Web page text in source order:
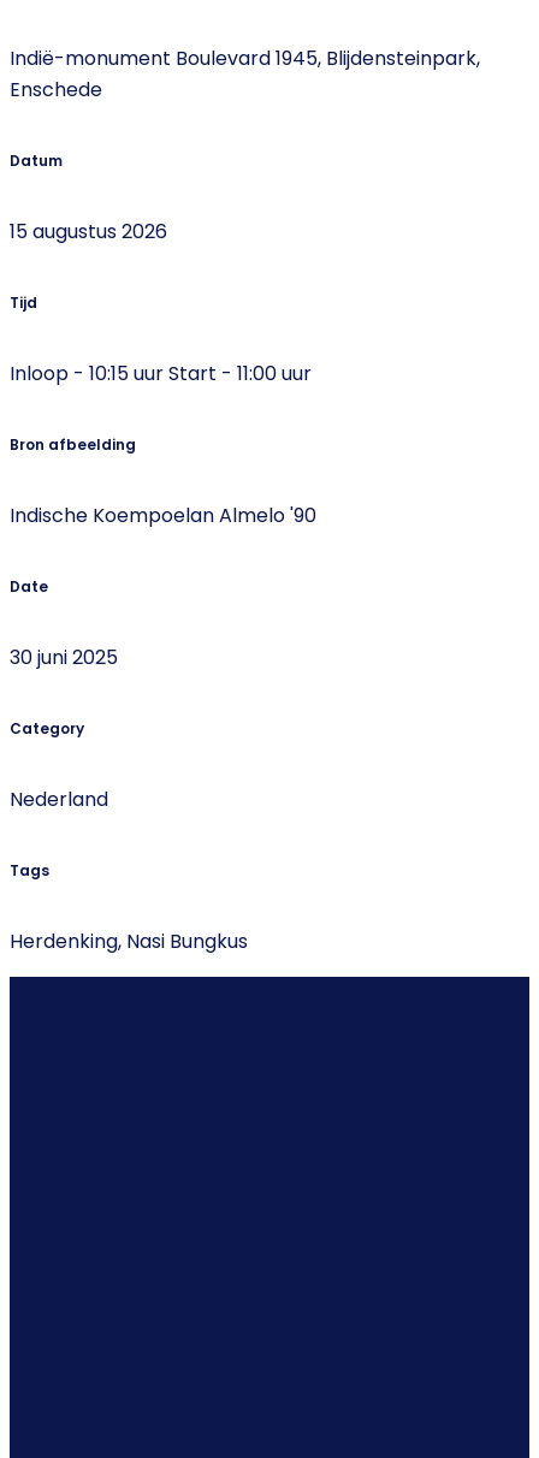
Indië-monument Boulevard 1945, Blijdensteinpark,
Enschede
Datum
15 augustus 2026
Tijd
Inloop - 10:15 uur Start - 11:00 uur
Bron afbeelding
Indische Koempoelan Almelo '90
Date
30 juni 2025
Category
Nederland
Tags
Herdenking, Nasi Bungkus